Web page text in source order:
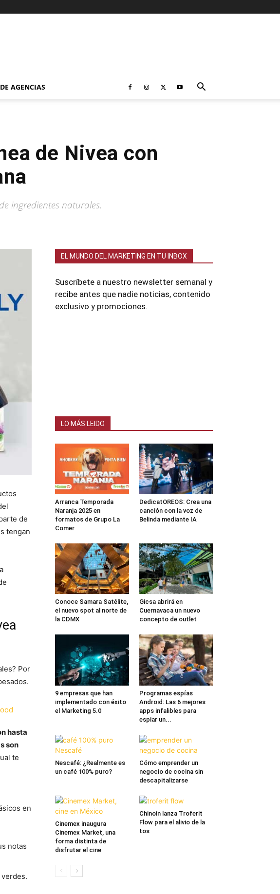
AGENCIAS
de Nivea con
ingredientes naturales.
de
tengan
Por
hasta
son
te
en
notas
EL MUNDO DEL MARKETING EN TU INBOX
Suscríbete a nuestro newsletter semanal y
recibe antes que nadie noticias, contenido
exclusivo y promociones.
LO MÁS LEIDO
Arranca Temporada
Naranja 2025 en
formatos de Grupo La
Comer
DedicatOREOS: Crea una
canción con la voz de
Belinda mediante IA
Conoce Samara Satélite,
el nuevo spot al norte de
la CDMX
Gicsa abrirá en
Cuernavaca un nuevo
concepto de outlet
9 empresas que han
implementado con éxito
el Marketing 5.0
Programas espías
Android: Las 6 mejores
apps infalibles para
espiar un...
Nescafé: ¿Realmente es
un café 100% puro?
Cómo emprender un
negocio de cocina sin
descapitalizarse
Cinemex inaugura
Cinemex Market, una
forma distinta de
disfrutar el cine
Chinoin lanza Troferit
Flow para el alivio de la
tos